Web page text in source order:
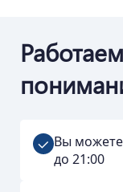
Вы
до 21:00